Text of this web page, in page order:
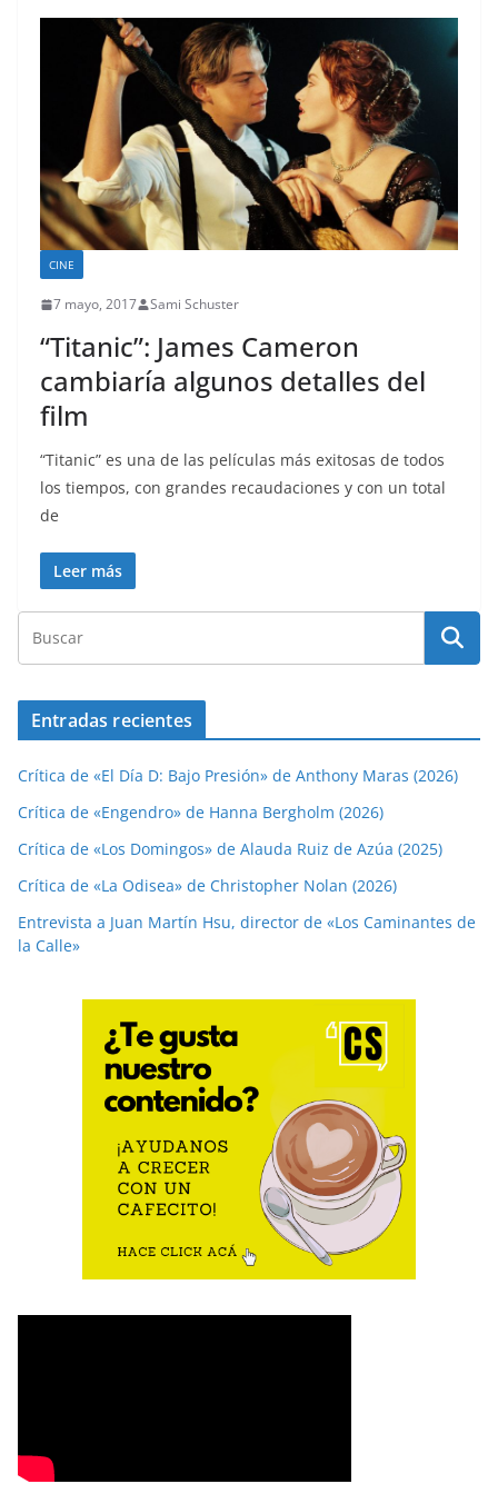
CINE
7 mayo, 2017 Sami Schuster
“Titanic”: James Cameron
cambiaría algunos detalles del
film
“Titanic” es una de las películas más exitosas de todos
los tiempos, con grandes recaudaciones y con un total
de
Leer más
Entradas recientes
Crítica de «El Día D: Bajo Presión» de Anthony Maras (2026)
Crítica de «Engendro» de Hanna Bergholm (2026)
Crítica de «Los Domingos» de Alauda Ruiz de Azúa (2025)
Crítica de «La Odisea» de Christopher Nolan (2026)
Entrevista a Juan Martín Hsu, director de «Los Caminantes de
la Calle»